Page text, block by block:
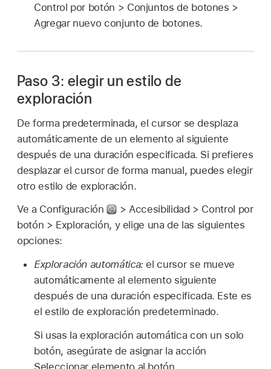
Control por botón > Conjuntos de botones >
Agregar nuevo conjunto de botones.
Paso 3: elegir un estilo de
exploración
De forma predeterminada, el cursor se desplaza
automáticamente de un elemento al siguiente
después de una duración especificada. Si prefieres
desplazar el cursor de forma manual, puedes elegir
otro estilo de exploración.
Ve a Configuración
> Accesibilidad > Control por
botón > Exploración, y elige una de las siguientes
opciones:
Exploración automática:el cursor se mueve
automáticamente al elemento siguiente
después de una duración especificada. Este es
el estilo de exploración predeterminado.
Si usas la exploración automática con un solo
botón, asegúrate de asignar la acción
Seleccionar elemento al botón.